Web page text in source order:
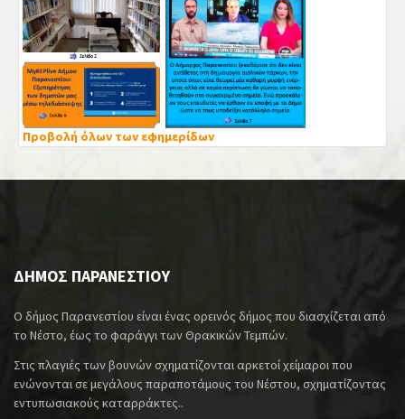
Προβολή όλων των εφημερίδων
ΔΗΜΟΣ ΠΑΡΑΝΕΣΤΙΟΥ
Ο δήμος Παρανεστίου είναι ένας ορεινός δήμος που διασχίζεται από
το Νέστο, έως το φαράγγι των Θρακικών Τεμπών.
Στις πλαγιές των βουνών σχηματίζονται αρκετοί χείμαροι που
ενώνονται σε μεγάλους παραποτάμους του Νέστου, σχηματίζοντας
εντυπωσιακούς καταρράκτες..